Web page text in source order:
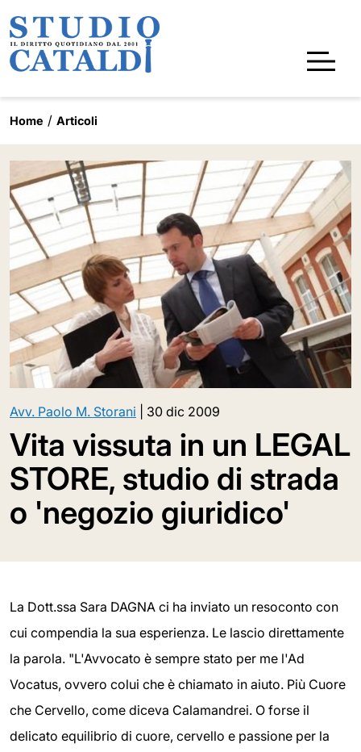
Home Articoli
Avv. Paolo M. Storani 30 dic 2009
Vita vissuta in un LEGAL
STORE, studio di strada
o 'negozio giuridico'
La Dott.ssa Sara DAGNA ci ha inviato un resoconto con
cui compendia la sua esperienza. Le lascio direttamente
la parola. "L'Avvocato è sempre stato per me l'Ad
Vocatus, ovvero colui che è chiamato in aiuto. Più Cuore
che Cervello, come diceva Calamandrei. O forse il
delicato equilibrio di cuore, cervello e passione per la